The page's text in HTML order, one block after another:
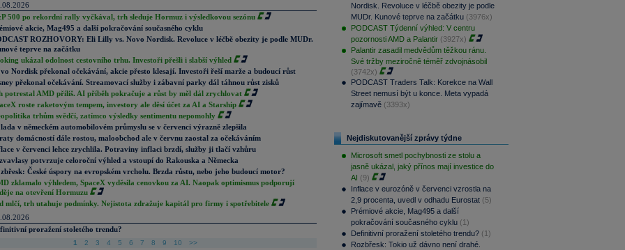
500 po rekordní rally vyčkával, trh sleduje Hormuz i výsledkovou sezónu
akcie, Mag495 a další pokračování současného cyklu
ROZHOVORY: Eli Lilly vs. Novo Nordisk. Revoluce v léčbě obezity je podle MUDr.
teprve na začátku
ukázal odolnost cestovního trhu. Investoři přešli i slabší výhled
Nordisk překonal očekávání, akcie přesto klesají. Investoři řeší marže a budoucí růst
překonal očekávání. Streamovací služby i zábavní parky dál táhnou růst zisků
potrestal AMD příliš. AI příběh pokračuje a růst by měl dál zrychlovat
roste raketovým tempem, investory ale děsí účet za AI a Starship
trhům svědčí, zatímco výsledky sentimentu nepomohly
v německém automobilovém průmyslu se v červenci výrazně zlepšila
domácností dále rostou, maloobchod ale v červnu zaostal za očekáváním
v červenci lehce zrychlila. Potraviny inflaci brzdí, služby ji tlačí vzhůru
potvrzuje celoroční výhled a vstoupí do Rakouska a Německa
České úspory na evropském vrcholu. Brzda růstu, nebo jeho budoucí motor?
zklamalo výhledem, SpaceX vyděsila cenovkou za AI. Naopak optimismus podporují
na otevření Hormuzu
mlčí, trh utahuje podmínky. Nejistota zdražuje kapitál pro firmy i spotřebitele
proražení stoletého trendu?
1 2 3 4 5 6 7 8 9 10 >>
Nordisk. Revoluce v léčbě obezity je podle
MUDr. Kunové teprve na začátku (3976x)
PODCAST Týdenní výhled: V centru
pozornosti AMD a Palantir (3927x)
Palantir zasadil medvědům těžkou ránu.
Své tržby meziročně téměř zdvojnásobil
(3742x)
PODCAST Traders Talk: Korekce na Wall
Street nemusí být u konce. Meta vypadá
zajímavě (3393x)
Nejdiskutovanější zprávy týdne
Microsoft smetl pochybnosti ze stolu a
jasně ukázal, jaký přínos mají investice do
AI (9)
Inflace v eurozóně v červenci vzrostla na
2,9 procenta, uvedl v odhadu Eurostat (5)
Prémiové akcie, Mag495 a další
pokračování současného cyklu (1)
Definitivní proražení stoletého trendu? (1)
Rozbřesk: Tokio už dávno není drahé.